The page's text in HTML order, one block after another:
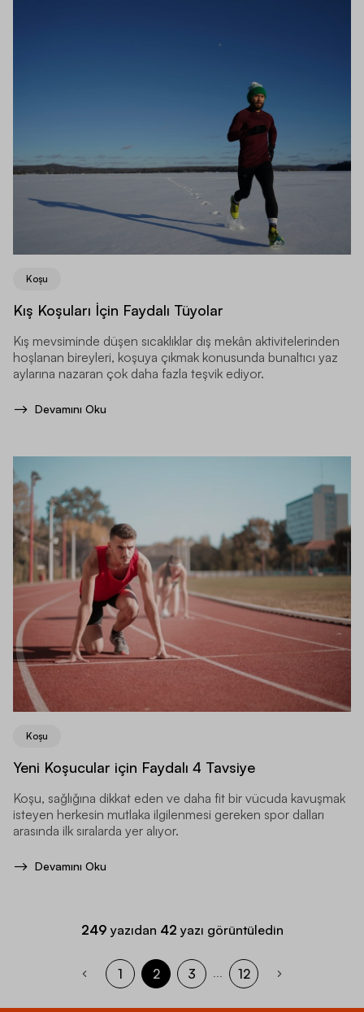
Koşu
Kış Koşuları İçin Faydalı Tüyolar
Kış mevsiminde düşen sıcaklıklar dış mekân aktivitelerinden
hoşlanan bireyleri, koşuya çıkmak konusunda bunaltıcı yaz
aylarına nazaran çok daha fazla teşvik ediyor.
Devamını Oku
Koşu
Yeni Koşucular için Faydalı 4 Tavsiye
Koşu, sağlığına dikkat eden ve daha fit bir vücuda kavuşmak
isteyen herkesin mutlaka ilgilenmesi gereken spor dalları
arasında ilk sıralarda yer alıyor.
Devamını Oku
249 yazıdan 42 yazı görüntüledin
1 2 3 12